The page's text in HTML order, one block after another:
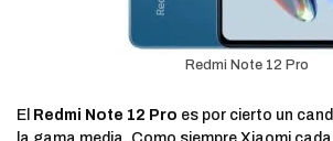
Redmi Note 12 Pro
El Redmi Note 12 Pro es por cierto un